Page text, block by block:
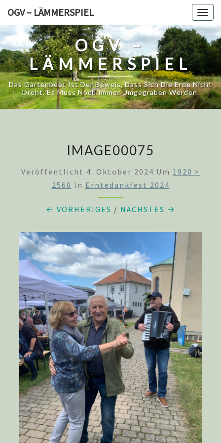
content
OGV – LÄMMERSPIEL
OGV –
LÄMMERSPIEL
Das Gartenbeet Ist Der Beweis, Dass Sich Die Erde Nicht
Dreht. Es Muss Noch Immer Umgegraben Werden.
IMAGE00075
Veröffentlicht 4. Oktober 2024 Um 1920 ×
2560 In Erntedankfest 2024
← VORHERIGES / NÄCHSTES →